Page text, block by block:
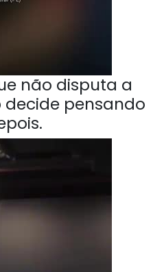
não disputa a
pensando